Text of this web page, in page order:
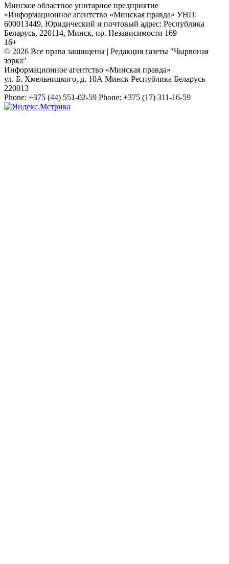
Минское областное унитарное предприятие
«Информационное агентство «Минская правда» УНП:
600013449. Юридический и почтовый адрес: Республика
Беларусь, 220114, Минск, пр. Независимости 169
16+
© 2026 Все права защищены | Редакция газеты "Чырвоная
зорка"
Информационное агентство «Минская правда»
ул. Б. Хмельницкого, д. 10А Минск Республика Беларусь
220013
Phone: +375 (44) 551-02-59 Phone: +375 (17) 311-16-59